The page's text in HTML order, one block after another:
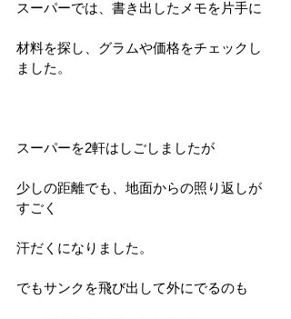
スーパーでは、書き出したメモを片手に
材料を探し、グラムや価格をチェックし
ました。
スーパーを2軒はしごしましたが
少しの距離でも、地面からの照り返しが
すごく
汗だくになりました。
でもサンクを飛び出して外にでるのも